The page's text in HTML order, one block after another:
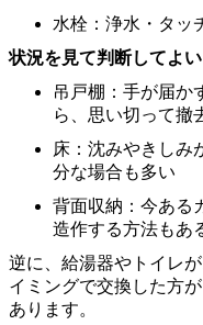
水栓：浄水・タッ
状況を見て判断してよ
吊戸棚：手が届か
ら、思い切って撤
床：沈みやきしみ
分な場合も多い
背面収納：今ある
造作する方法もあ
逆に、給湯器やトイレ
イミングで交換した方
あります。